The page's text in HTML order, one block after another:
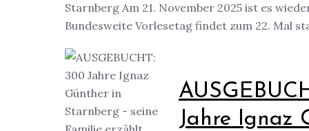
Starnberg Am 21. November 2025 ist es
Bundesweite Vorlesetag findet zum 22. Mal
Jahre Ignaz